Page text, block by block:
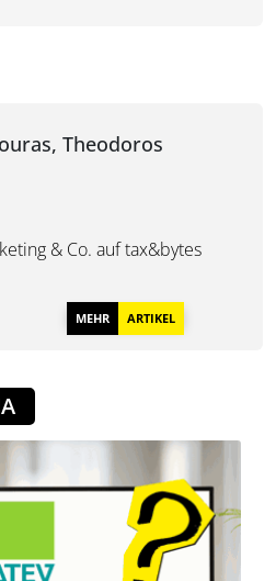
Theodoros
& Co. auf tax&bytes
MEHR ARTIKEL